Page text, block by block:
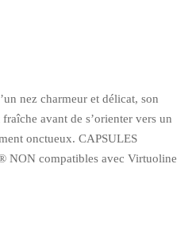
nez charmeur et délicat, son
avant de s’orienter vers un
onctueux. CAPSULES
NON compatibles avec Virtuoline